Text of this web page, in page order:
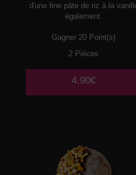
d'une fine pâte de riz à la
également.
Gagner 20 Point(s)
2 Pièces
4.90€